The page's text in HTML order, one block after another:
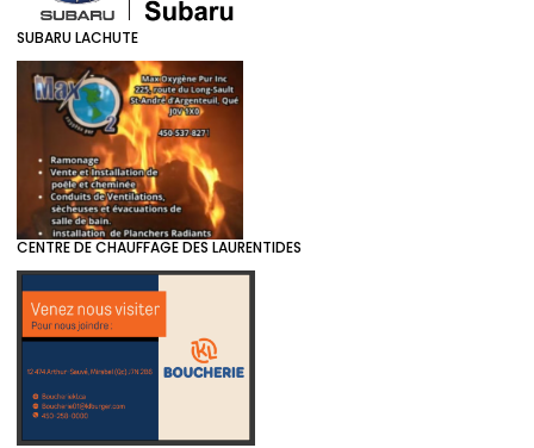
SUBARU LACHUTE
CENTRE DE CHAUFFAGE DES LAURENTIDES